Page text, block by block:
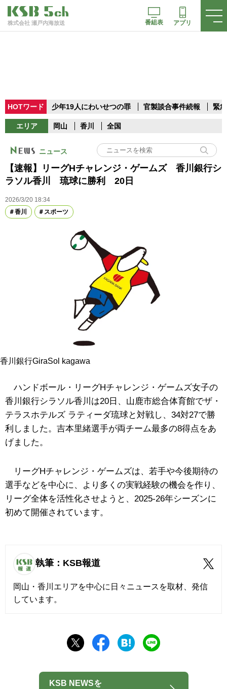
株式会社 瀬戸内海放送 番組表 アプリ
HOTワード 少年19人にわいせつの罪 官製談合事件続報 緊
エリア 岡山 香川 全国
ニュース
【速報】リーグHチャレンジ・ゲームズ 香川銀行シ
ラソル香川 琉球に勝利 20日
2026/3/20 18:34
香川
スポーツ
香川銀行GiraSol kagawa
ハンドボール・リーグHチャレンジ・ゲームズ女子の
香川銀行シラソル香川は20日、山鹿市総合体育館でザ・
テラスホテルズ ラティーダ琉球と対戦し、34対27で勝
利しました。吉本里緒選手が両チーム最多の8得点をあ
げました。
リーグHチャレンジ・ゲームズは、若手や今後期待の
選手などを中心に、より多くの実戦経験の機会を作り、
リーグ全体を活性化させようと、2025-26年シーズンに
初めて開催されています。
執筆：KSB報道
岡山・香川エリアを中心に日々ニュースを取材、発信
しています。
KSB NEWSを